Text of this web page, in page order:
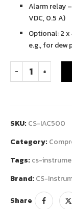
Alarm relay
VDC, 0.5 A)
Optional: 2
e.g., for
SKU: CS-IAC500
Category:
Tags: cs-
Brand: CS-
Share